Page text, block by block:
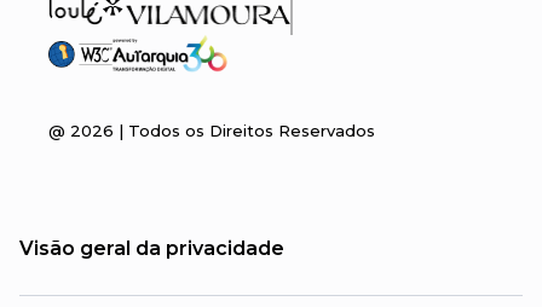
@ 2026 | Todos os Direitos Reservados
Visão geral da privacidade